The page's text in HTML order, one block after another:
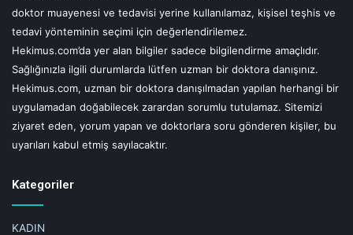
zengin yiyecekler tüketmek bağırsak sağlığını
destekleyerek psikolojik durumu iyileştirebilir. B12 ve D
vitamini seviyelerinin düşüklüğü de ruhsal hastalıklar
üzerinde etken olabileceği için düzenli kontroller
yaptırarak gerektiğinde doktor eşliğinde takviye alınabilir.
Konsantrasyon sorunları ve ruh hali değişimlerinde etkisi
olduğu bilinen dehidrasyondan kaçınmak için ise yeterli su
Beslenme düzenindeki değişikliklerin uzun vadeli bir etkisi
olduğunu unutmamak gerekir. Yalnızca belirtileri gidermek
doktor muayenesi ve tedavisi yerine kullanılamaz, kişisel teşhis ve
tedavi yönteminin seçimi için değerlendirilemez.
Hekimus.com’da yer alan bilgiler sadece bilgilendirme amaçlıdır.
Sağlığınızla ilgili durumlarda lütfen uzman bir doktora danışınız.
Hekimus.com, uzman bir doktora danışılmadan yapılan herhangi bir
uygulamadan doğabilecek zarardan sorumlu tutulamaz. Sitemizi
ziyaret eden, yorum yapan ve doktorlara soru gönderen kişiler, bu
uyarıları kabul etmiş sayılacaktır.
Kategoriler
KADIN